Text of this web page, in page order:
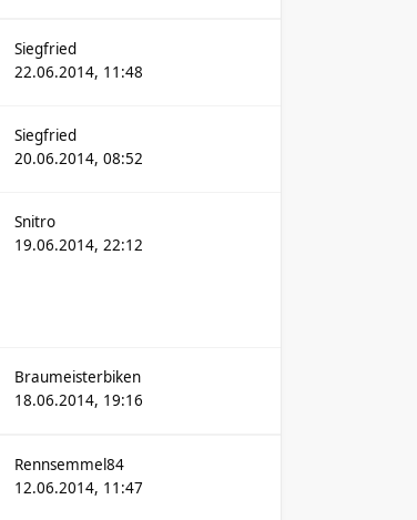
Siegfried
22.06.2014, 11:48
Siegfried
20.06.2014, 08:52
Snitro
19.06.2014, 22:12
Braumeisterbiken
18.06.2014, 19:16
Rennsemmel84
12.06.2014, 11:47